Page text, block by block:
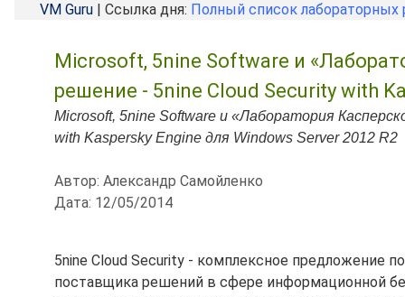
VM Guru | Ссылка дня: Полный список лабораторных
Microsoft, 5nine Software и
решение - 5nine Cloud Security with
Microsoft, 5nine Software и «Лаборатория
with Kaspersky Engine для Windows Server 2012 R2
Автор: Александр Самойленко
Дата: 12/05/2014
5nine Cloud Security - комплексное предложение
поставщика решений в сфере информационной